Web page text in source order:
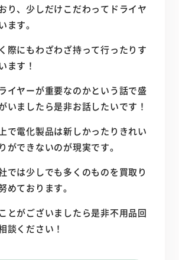
り、少しだけこだわってドライヤ
ます。
際にもわざわざ持って行ったりす
ます！
イヤーが重要なのかという話で盛
いましたら是非お話したいです！
で電化製品は新しかったりきれい
ができないのが現実です。
では少しでも多くのものを買取り
めております。
とがございましたら是非不用品回
談ください！